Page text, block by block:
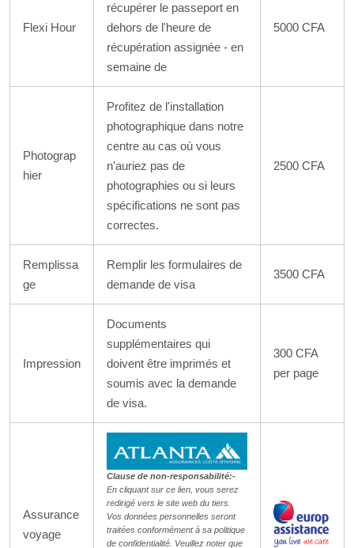
Flexi Hour
récupérer le passeport en
dehors de l'heure de
récupération assignée - en
semaine de
5000 CFA
Photograp
hier
Profitez de l'installation
photographique dans notre
centre au cas où vous
n'auriez pas de
photographies ou si leurs
spécifications ne sont pas
correctes.
2500 CFA
Remplissa
ge
Remplir les formulaires de
demande de visa
3500 CFA
Impression
Documents
supplémentaires qui
doivent être imprimés et
soumis avec la demande
de visa.
300 CFA
per page
Assurance
voyage
Clause de non-responsabilité:-
En cliquant sur ce lien, vous serez
redirigé vers le site web du tiers.
Vos données personnelles seront
traitées conformément à sa politique
de confidentialité. Veuillez noter que